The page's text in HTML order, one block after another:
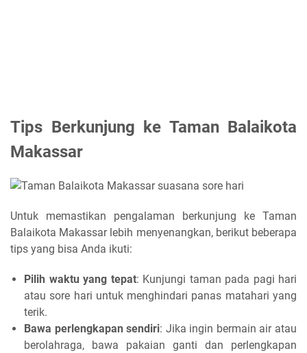
Tips Berkunjung ke Taman Balaikota
Makassar
Untuk memastikan pengalaman berkunjung ke Taman
Balaikota Makassar lebih menyenangkan, berikut beberapa
tips yang bisa Anda ikuti:
Pilih waktu yang tepat: Kunjungi taman pada pagi hari
atau sore hari untuk menghindari panas matahari yang
terik.
Bawa perlengkapan sendiri: Jika ingin bermain air atau
berolahraga, bawa pakaian ganti dan perlengkapan